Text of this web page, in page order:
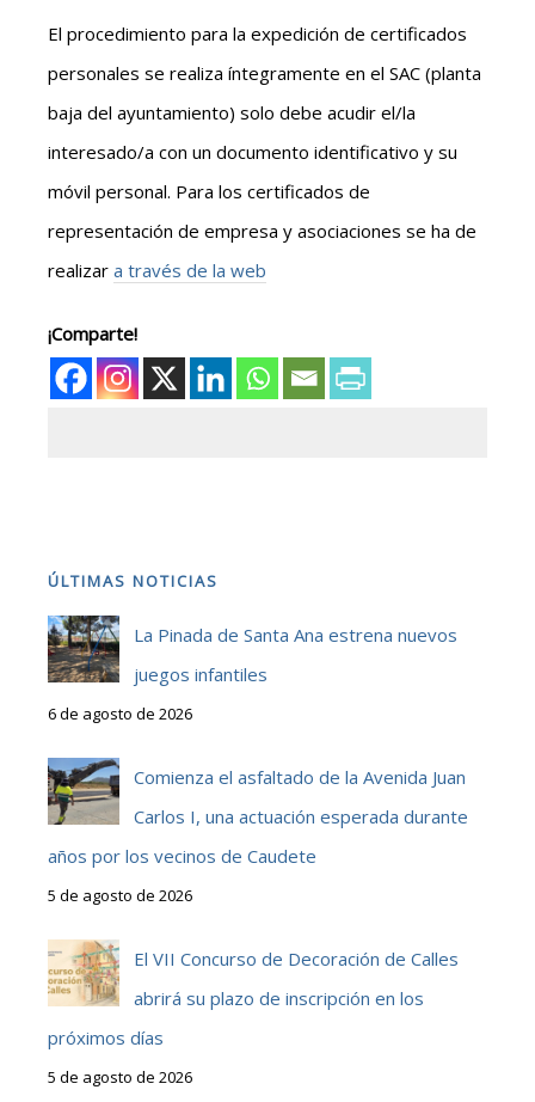
El procedimiento para la expedición de certificados
personales se realiza íntegramente en el SAC (planta
baja del ayuntamiento) solo debe acudir el/la
interesado/a con un documento identificativo y su
móvil personal. Para los certificados de
representación de empresa y asociaciones se ha de
realizar a través de la web
¡Comparte!
ÚLTIMAS NOTICIAS
La Pinada de Santa Ana estrena nuevos
juegos infantiles
6 de agosto de 2026
Comienza el asfaltado de la Avenida Juan
Carlos I, una actuación esperada durante
años por los vecinos de Caudete
5 de agosto de 2026
El VII Concurso de Decoración de Calles
abrirá su plazo de inscripción en los
próximos días
5 de agosto de 2026